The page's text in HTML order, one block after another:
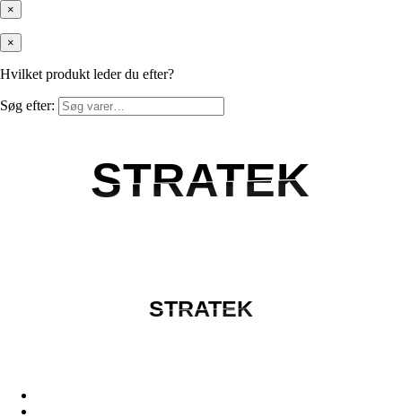
×
×
Hvilket produkt leder du efter?
Søg efter:
STRATEK
STRATEK
STRATEK
STRATEK